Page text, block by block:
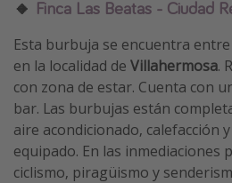
🔸 Finca Las Beatas - Ciudad
Esta burbuja se encuentra entre
en la localidad de Villahermosa.
con zona de estar. Cuenta con
bar. Las burbujas están
aire acondicionado, calefacción
equipado. En las inmediaciones
ciclismo, piragüismo y